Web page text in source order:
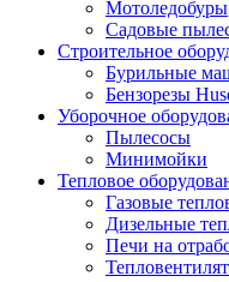
Мотоледобуры
Садовые
Строительное
Бурильные
Бензорезы
Уборочное
Пылесосы
Минимойки
Тепловое
Газовые
Дизельные
Печи на